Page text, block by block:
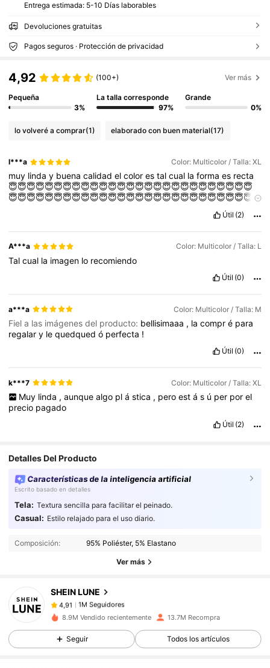
Entrega estimada: 5-10 Días laborables
Devoluciones gratuitas
Pagos seguros · Protección de privacidad
4,92 (100+) Ver más
Pequeña
3%
La talla corresponde
97%
Grande
0%
lo volveré a comprar(1) elaborado con buen material(17)
l***a Color: Multicolor / Talla: XL
muy linday buenacalidadelcolorestalcual laformaes recta
😇😇😇😇😇😇😇😇😇😇😇😇😇😇😇😇😇😇😇😇😇😇😇😇😇😇😇
😇😇😇😇😇😇😇😇😇😇😇😇😇😇😇😇😇😇😇😇😇😇😇😇😇😇😇
Útil (2)
A***a Color: Multicolor / Talla: L
Talcual la imagen lo recomiendo
Útil (0)
a***a Color: Multicolor / Talla: M
Fiel a las imágenes del producto: bellisimaaa , lacompré para
regalary lequedquedó perfecta !
Útil (0)
k***7 Color: Multicolor / Talla: XL
Muy linda , aunque algo pl á stica , pero est á s ú per por el
precio pagado
Útil (2)
Detalles Del Producto
Características de la inteligencia artificial
Escrito basado en detalles
Tela: Textura sencilla para facilitar el peinado.
Casual: Estilo relajado para el uso diario.
Composición: 95% Poliéster, 5% Elastano
Ver más
SHEIN LUNE
4,91 1M Seguidores
4,91
1M Seguidores
o***apagóHace 1 día
4,91 1M Seguidores
8.9M Vendido recientemente 13.7M Recompra
Seguir Todos los artículos